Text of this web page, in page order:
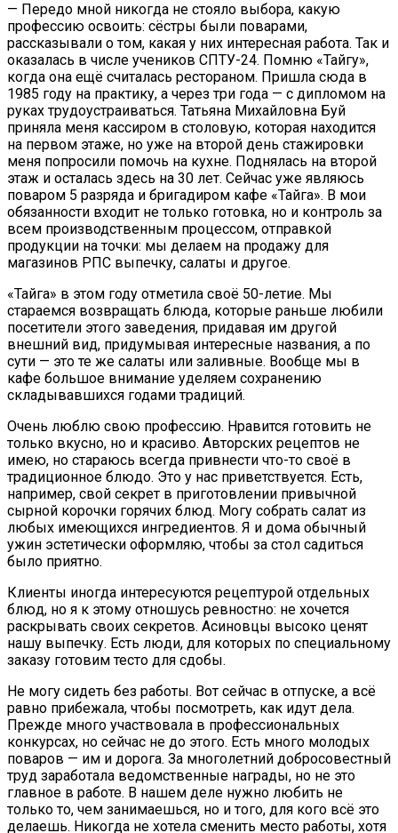
— Передо мной никогда не стояло выбора, какую
профессию освоить: сёстры были поварами,
рассказывали о том, какая у них интересная работа. Так и
оказалась в числе учеников СПТУ-24. Помню «Тайгу»,
когда она ещё считалась рестораном. Пришла сюда в
1985 году на практику, а через три года — с дипломом на
руках трудоустраиваться. Татьяна Михайловна Буй
приняла меня кассиром в столовую, которая находится
на первом этаже, но уже на второй день стажировки
меня попросили помочь на кухне. Поднялась на второй
этаж и осталась здесь на 30 лет. Сейчас уже являюсь
поваром 5 разряда и бригадиром кафе «Тайга». В мои
обязанности входит не только готовка, но и контроль за
всем производственным процессом, отправкой
продукции на точки: мы делаем на продажу для
магазинов РПС выпечку, салаты и другое.
«Тайга» в этом году отметила своё 50-летие. Мы
стараемся возвращать блюда, которые раньше любили
посетители этого заведения, придавая им другой
внешний вид, придумывая интересные названия, а по
сути — это те же салаты или заливные. Вообще мы в
кафе большое внимание уделяем сохранению
складывавшихся годами традиций.
Очень люблю свою профессию. Нравится готовить не
только вкусно, но и красиво. Авторских рецептов не
имею, но стараюсь всегда привнести что-то своё в
традиционное блюдо. Это у нас приветствуется. Есть,
например, свой секрет в приготовлении привычной
сырной корочки горячих блюд. Могу собрать салат из
любых имеющихся ингредиентов. Я и дома обычный
ужин эстетически оформляю, чтобы за стол садиться
было приятно.
Клиенты иногда интересуются рецептурой отдельных
блюд, но я к этому отношусь ревностно: не хочется
раскрывать своих секретов. Асиновцы высоко ценят
нашу выпечку. Есть люди, для которых по специальному
заказу готовим тесто для сдобы.
Не могу сидеть без работы. Вот сейчас в отпуске, а всё
равно прибежала, чтобы посмотреть, как идут дела.
Прежде много участвовала в профессиональных
конкурсах, но сейчас не до этого. Есть много молодых
поваров — им и дорога. За многолетний добросовестный
труд заработала ведомственные награды, но не это
главное в работе. В нашем деле нужно любить не
только то, чем занимаешься, но и того, для кого всё это
делаешь. Никогда не хотела сменить место работы, хотя